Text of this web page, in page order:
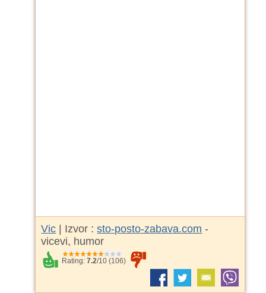
Vic | Izvor :sto-posto-zabava.com -
vicevi, humor
Rating:7.2/10 (106)